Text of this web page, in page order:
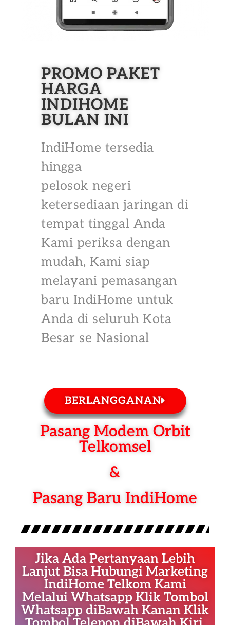
PROMO PAKET
HARGA
INDIHOME
BULAN INI
IndiHome tersedia
hingga
pelosok negeri
ketersediaan jaringan di
tempat tinggal Anda
Kami periksa dengan
mudah, Kami siap
melayani pemasangan
baru IndiHome untuk
Anda di seluruh Kota
Besar se Nasional
BERLANGGANAN
Pasang Modem Orbit
Telkomsel
&
Pasang Baru IndiHome
Jika Ada Pertanyaan Lebih
Lanjut Bisa Hubungi Marketing
IndiHome Telkom Kami
Melalui Whatsapp Klik Tombol
Whatsapp diBawah Kanan Klik